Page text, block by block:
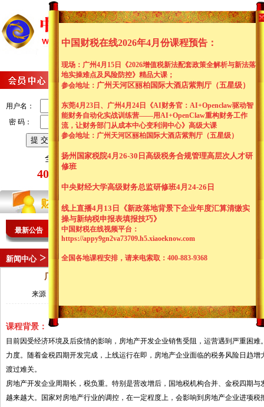
用户名：
密 码：
| | 注册|
全国客服热线：
400-883-9368
网站首页 关于我们
新闻资讯
资料中心
最新公告 中国财税在线2026年4月13日线上直播：
中 国财税在线2026年4月13日线上直播：《新政落地背景下企
新闻中心> 最新课程安排
广州4月28日线上直播《2023房地产开发四个阶段税
来源：
课程背景：
目前因受经济环境及后疫情的影响，房地产开发企业销售受阻，运营遇到严重困
力度。随着金税四期开发完成，上线运行在即，房地产企业面临的税务风险日趋
渡过难关。
房地产开发企业周期长，税负重。特别是营改增后，国地税机构合并、金税四期
越来越大。国家对房地产行业的调控，在一定程度上，会影响到房地产企业进项
中国财税在线2026年4月份课程预告：
现场：广州4月15日《2026增值税新法配套政策全解析与新法落
地实操难点及风险防控》精品大课；
参会地址： 广州天河区丽柏国际大酒店紫荆厅（五星级）
东莞4月23日、广州4月24日《AI财务官：AI+Openclaw驱动智
能财务自动化实战训练营——用AI+OpenClaw重构财务工作
流，让财务部门从成本中心变利润中心》高级大课
参会地址：广州天河区丽柏国际大酒店紫荆厅（五星级）
扬州国家税院4月26-30日高级税务合规管理高层次人才研
修班
中央财经大学高级财务总监研修班4月24-26日
线上直播4月13日《新政落地背景下企业年度汇算清缴实
操与新纳税申报表填报技巧》
中国财税在线视频平台：
https://appy9gn2va73709.h5.xiaoeknow.com
全国各地课程安排，请来电索取：400-883-9368